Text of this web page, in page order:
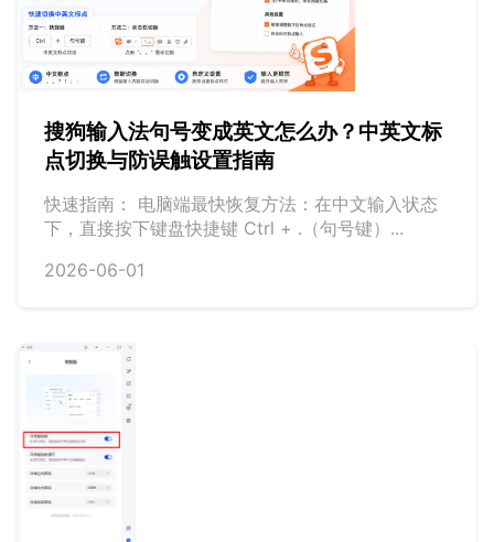
搜狗输入法句号变成英文怎么办？中英文标
点切换与防误触设置指南
快速指南： 电脑端最快恢复方法：在中文输入状态
下，直接按下键盘快捷键 Ctrl + .（句号键）...
2026-06-01